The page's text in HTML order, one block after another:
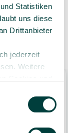
Statistiken
uns diese
Drittanbieter
jederzeit
Weitere